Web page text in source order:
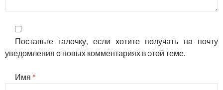
Поставьте галочку, если хотите получать на почту
уведомления о новых комментариях в этой теме.
Имя *